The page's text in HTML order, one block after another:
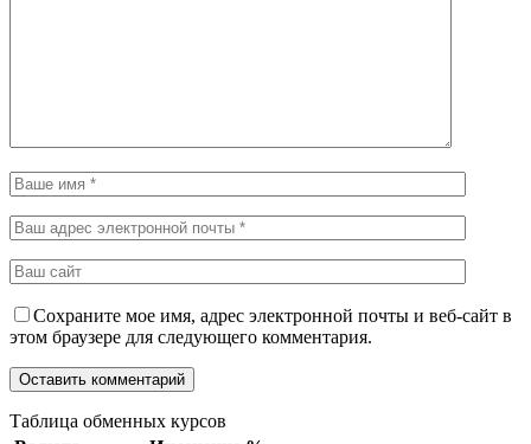
Сохраните мое имя, адрес электронной почты и веб-сайт в
этом браузере для следующего комментария.
Таблица обменных курсов